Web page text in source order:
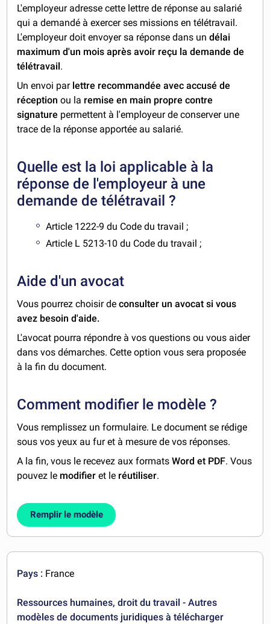
L'employeur adresse cette lettre de réponse au salarié
qui a demandé à exercer ses missions en télétravail.
L'employeur doit envoyer sa réponse dans undélai
maximum d'un mois après avoir reçu la demande de
télétravail.
Un envoi parlettre recommandée avec accusé de
réception ou la remise en main propre contre
signature permettent à l'employeur de conserver une
trace de la réponse apportée au salarié.
Quelle est la loi applicable à la
réponse de l'employeur à une
demande de télétravail ?
Article 1222-9 du Code du travail ;
Article L 5213-10 du Code du travail ;
Aide d'un avocat
Vous pourrez choisir deconsulter un avocat si vous
avez besoin d'aide.
L'avocat pourra répondre à vos questions ou vous aider
dans vos démarches. Cette option vous sera proposée
à la fin du document.
Comment modifier le modèle ?
Vous remplissez un formulaire. Le document se rédige
sous vos yeux au fur et à mesure de vos réponses.
A la fin, vous le recevez aux formatsWord et PDF. Vous
pouvez le modifier et le réutiliser.
Remplir le modèle
Pays : France
Ressources humaines, droit du travail - Autres
modèles de documents juridiques à télécharger